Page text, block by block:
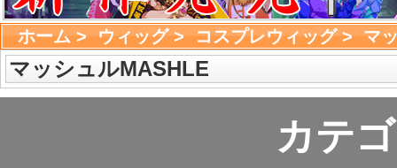
ホーム> ウィッグ> コスプレウィッグ> マ
マッシュルMASHLE
カテ